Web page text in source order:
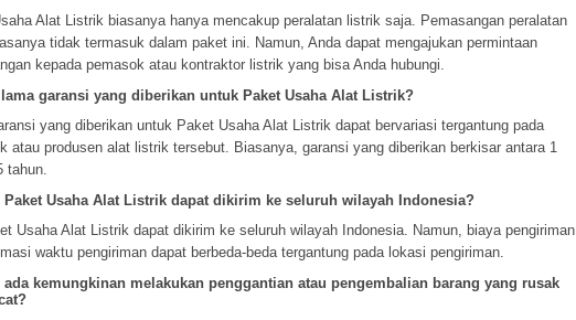
Alat Listrik biasanya hanya mencakup peralatan listrik saja. Pemasangan peralatan
tidak termasuk dalam paket ini. Namun, Anda dapat mengajukan permintaan
kepada pemasok atau kontraktor listrik yang bisa Anda hubungi.
lama garansi yang diberikan untuk Paket Usaha Alat Listrik?
yang diberikan untuk Paket Usaha Alat Listrik dapat bervariasi tergantung pada
atau produsen alat listrik tersebut. Biasanya, garansi yang diberikan berkisar antara 1
tahun.
Paket Usaha Alat Listrik dapat dikirim ke seluruh wilayah Indonesia?
Usaha Alat Listrik dapat dikirim ke seluruh wilayah Indonesia. Namun, biaya pengiriman
waktu pengiriman dapat berbeda-beda tergantung pada lokasi pengiriman.
ada kemungkinan melakukan penggantian atau pengembalian barang yang rusak